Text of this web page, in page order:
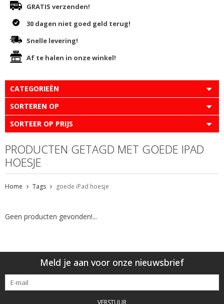
GRATIS verzenden!
30 dagen niet goed geld terug!
Snelle levering!
Af te halen in onze winkel!
CATEGORIEËN
SORTEREN OP
SORTEER OP PRIJS
PRODUCTEN GETAGD MET GOEDE IPAD
HOESJE
Home Tags goede iPad hoesje
Geen producten gevonden!...
Meld je aan voor onze nieuwsbrief
VERSTUUR